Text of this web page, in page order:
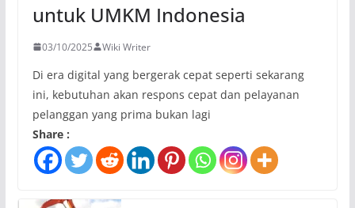
untuk UMKM Indonesia
03/10/2025 Wiki Writer
Di era digital yang bergerak cepat seperti sekarang
ini, kebutuhan akan respons cepat dan pelayanan
pelanggan yang prima bukan lagi
Share :